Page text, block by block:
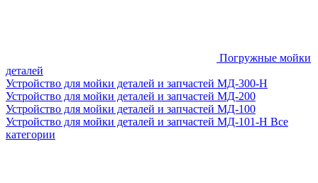
Погружные мойки
деталей
Устройство для мойки деталей и запчастей МД-300-H
Устройство для мойки деталей и запчастей МД-200
Устройство для мойки деталей и запчастей МД-100
Устройство для мойки деталей и запчастей МД-101-Н Все
категории